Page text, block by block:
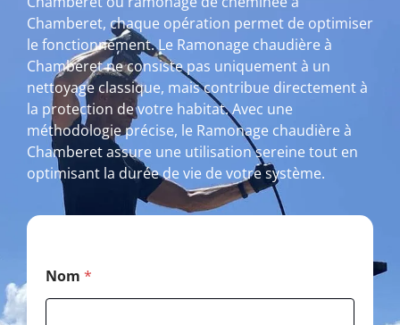
Chamberet, chaque opération permet de optimiser
le fonctionnement. Le Ramonage chaudière à
Chamberet ne consiste pas uniquement à un
nettoyage classique, mais contribue directement à
la protection de votre habitat. Avec une
méthodologie précise, le Ramonage chaudière à
Chamberet assure une utilisation sereine tout en
optimisant la durée de vie de votre système.
Nom *
*
*